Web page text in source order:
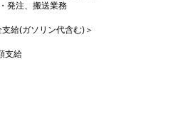
発注、搬送業務
給(ガソリン代含む)＞
支給